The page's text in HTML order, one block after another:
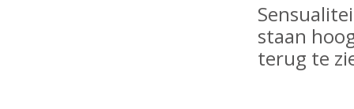
staan
terug te